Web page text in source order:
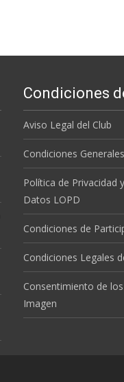
Condiciones
Aviso Legal del Club
Condiciones
Política de Privacidad
Datos LOPD
Condiciones de
Condiciones Legales
Consentimiento de
Imagen